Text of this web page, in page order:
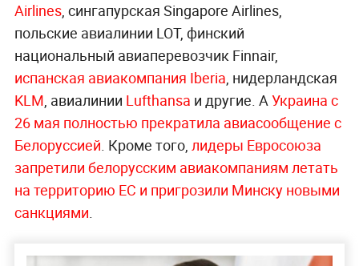
Airlines, сингапурская Singapore Airlines,
польские авиалинии LOT, финский
национальный авиаперевозчик Finnair,
испанская авиакомпания Iberia, нидерландская
KLM, авиалинии Lufthansa и другие. АУкраина с
26 мая полностью прекратила авиасообщение с
Белоруссией. Кроме того, лидеры Евросоюза
запретили белорусским авиакомпаниям летать
на территорию ЕС и пригрозили Минску новыми
санкциями.